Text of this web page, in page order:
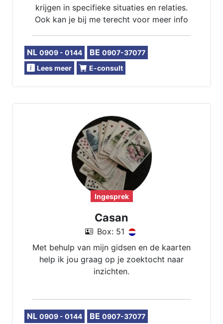
krijgen in specifieke situaties en relaties.
Ook kan je bij me terecht voor meer info
NL 0909 - 0144 BE 0907-37077
Lees meer
E-consult
Ingesprek
Casan
Box: 51
Met behulp van mijn gidsen en de kaarten
help ik jou graag op je zoektocht naar
inzichten.
NL 0909 - 0144 BE 0907-37077